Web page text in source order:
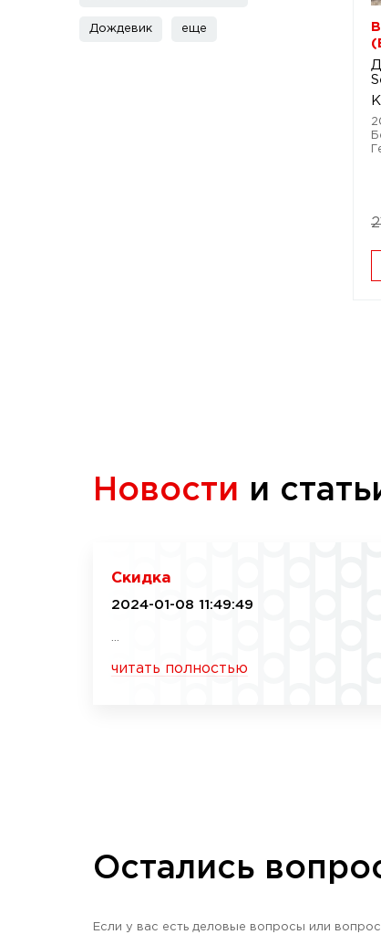
Дождевик еще
Новости и
Скидка
2024-01-08 11:49:49
читать полностью
Остались
Если у вас есть деловые вопросы или